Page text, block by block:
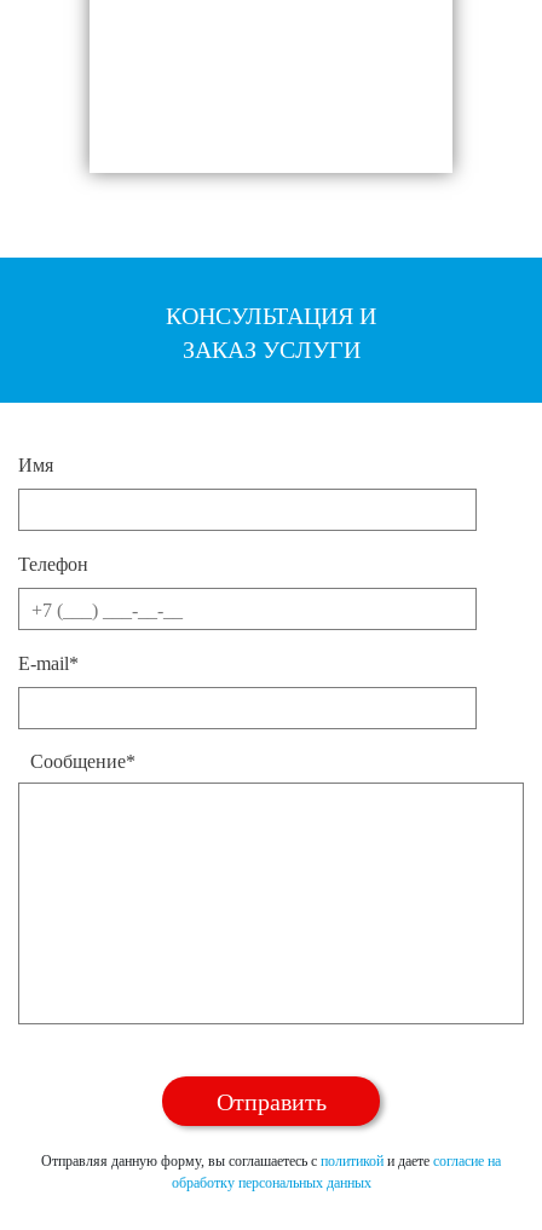
КОНСУЛЬТАЦИЯ И
ЗАКАЗ УСЛУГИ
Имя
Телефон
E-mail*
Сообщение*
Отправляя данную форму, вы соглашаетесь с политикой и даете согласие на
обработку персональных данных